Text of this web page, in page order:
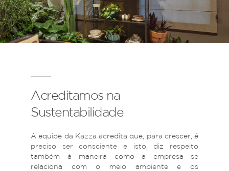
Acreditamos na
Sustentabilidade
A equipe da Kazza acredita que, para crescer, é
preciso ser consciente e isto, diz respeito
também à maneira como a empresa se
relaciona com o meio ambiente e os